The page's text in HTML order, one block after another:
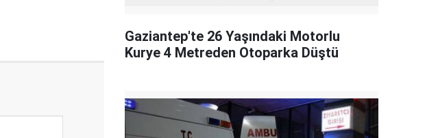
Gaziantep'te 26 Yaşındaki Motorlu
Kurye 4 Metreden Otoparka Düştü